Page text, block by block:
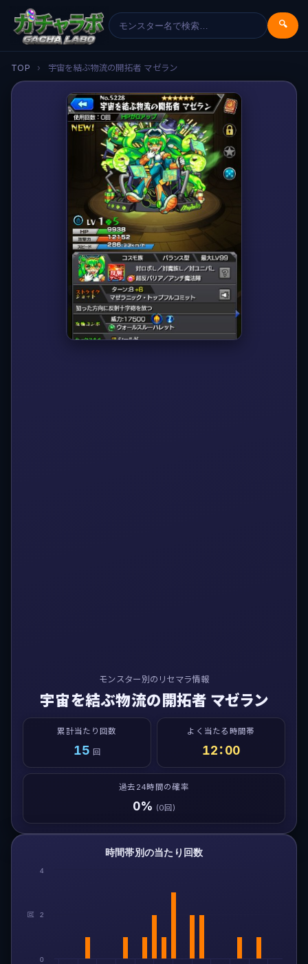
🔍
TOP › 宇宙を結ぶ物流の開拓者 マゼラン
モンスター別のリセマラ情報
宇宙を結ぶ物流の開拓者 マゼラン
累計当たり回数
15 回
よく当たる時間帯
12：00
過去24時間の確率
0% (0回)
回
時間帯別の当たり回数
0
2
4